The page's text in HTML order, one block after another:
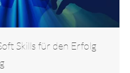
Skills für den Erfolg